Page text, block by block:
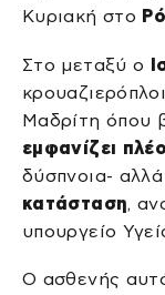
Κυριακή στο
Στο μεταξύ ο
Μαδρίτη όπου
εμφανίζει
δύσπνοια-
κατάσταση,
υπουργείο
Ο ασθενής